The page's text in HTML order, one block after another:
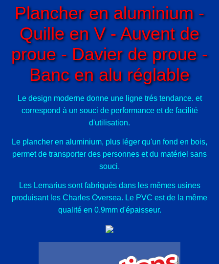
Plancher en aluminium -
Quille en V - Auvent de
proue - Davier de proue -
Banc en alu réglable
Le design moderne donne une ligne trés tendance. et
correspond à un souci de performance et de facilité
d'utilisation.
Le plancher en aluminium, plus léger qu'un fond en bois,
permet de transporter des personnes et du matériel sans
souci.
Les Lemarius sont fabriqués dans les mêmes usines
produisant les Charles Oversea. Le PVC est de la même
qualité en 0.9mm d'épaisseur.